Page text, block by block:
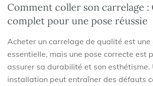
Comment coller son carrelage :
complet pour une pose réussie
Acheter un carrelage de qualité est une
essentielle, mais une pose correcte est
assurer sa durabilité et son esthétisme.
installation peut entraîner des défauts